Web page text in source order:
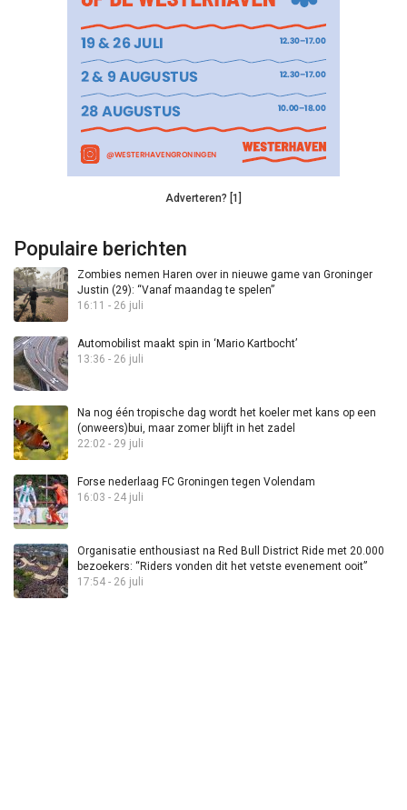
Adverteren? [1]
Populaire berichten
Zombies nemen Haren over in nieuwe game van Groninger
Justin (29): “Vanaf maandag te spelen”
16:11 - 26 juli
Automobilist maakt spin in ‘Mario Kartbocht’
13:36 - 26 juli
Na nog één tropische dag wordt het koeler met kans op een
(onweers)bui, maar zomer blijft in het zadel
22:02 - 29 juli
Forse nederlaag FC Groningen tegen Volendam
16:03 - 24 juli
Organisatie enthousiast na Red Bull District Ride met 20.000
bezoekers: “Riders vonden dit het vetste evenement ooit”
17:54 - 26 juli